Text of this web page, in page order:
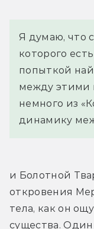
Я думаю, что
которого
попыткой
между этими
немного из
динамику
и Болотной
откровения
тела, как он
существа.